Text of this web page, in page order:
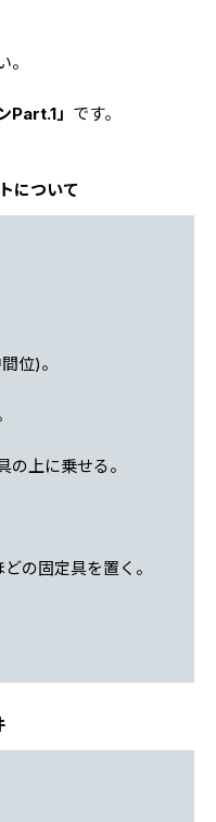
Part.1」 です。
について
位)。
上に乗せる。
固定具を置く。